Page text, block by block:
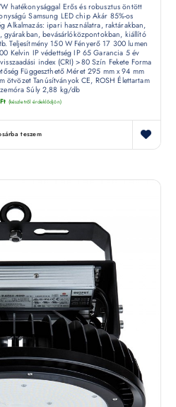
hatékonysággal Erős és robusztus öntött
Samsung LED chip Akár 85%-os
Alkalmazás: ipari használatra, raktárakban,
gyárakban, bevásárlóközpontokban, kiállító
Teljesítmény 150 W Fényerő 17 300 lumen
Kelvin IP védettség IP 65 Garancia 5 év
index (CRI) >80 Szín Fekete Forma
Függeszthető Méret 295 mm x 94 mm
ötvözet Tanúsítványok CE, ROSH Élettartam
Súly 2,88 kg/db
Ft (készletről érdeklődjön)
teszem